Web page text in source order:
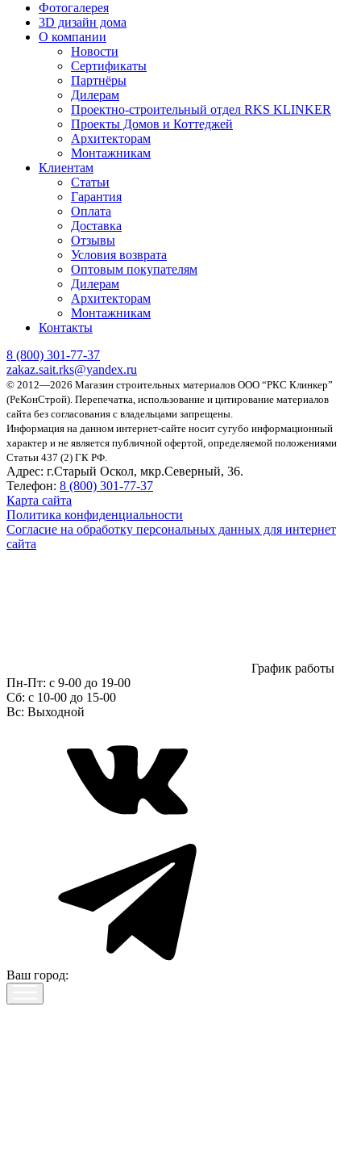
Фотогалерея
3D дизайн дома
О компании
Новости
Сертификаты
Партнёры
Дилерам
Проектно-строительный отдел RKS KLINKER
Проекты Домов и Коттеджей
Архитекторам
Монтажникам
Клиентам
Статьи
Гарантия
Оплата
Доставка
Отзывы
Условия возврата
Оптовым покупателям
Дилерам
Архитекторам
Монтажникам
Контакты
8 (800) 301-77-37
zakaz.sait.rks@yandex.ru
© 2012—2026 Магазин строительных материалов ООО “РКС Клинкер”
(РеКонСтрой). Перепечатка, использование и цитирование материалов
сайта без согласования с владельцами запрещены.
Информация на данном интернет-сайте носит сугубо информационный
характер и не является публичной офертой, определяемой положениями
Статьи 437 (2) ГК РФ.
Адрес: г.Старый Оскол, мкр.Северный, 36.
Телефон: 8 (800) 301-77-37
Карта сайта
Политика конфиденциальности
Согласие на обработку персональных данных для интернет
сайта
График работы
Пн-Пт: с 9-00 до 19-00
Сб: c 10-00 до 15-00
Вс: Выходной
Ваш город: